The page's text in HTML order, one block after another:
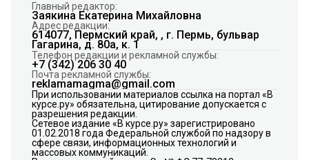
Главный редактор:
Заякина Екатерина Михайловна
Адрес редакции:
614077, Пермский край, , г. Пермь, бульвар
Гагарина, д. 80а, к. 1
Телефон редакции и рекламной службы:
+7 (342) 206 30 40
Почта рекламной службы:
reklamamagma@gmail.com
При использовании материалов ссылка на портал «В
курсе.ру» обязательна, цитирование допускается с
разрешения редакции.
Сетевое издание «В курсе.ру» зарегистрировано
01.02.2018 года Федеральной службой по надзору в
сфере связи, информационных технологий и
массовых коммуникаций.